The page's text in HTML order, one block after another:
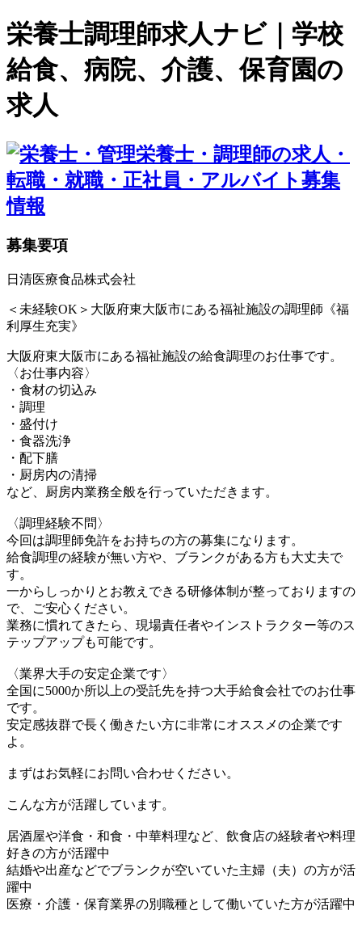
栄養士調理師求人ナビ｜学校
給食、病院、介護、保育園の
求人
募集要項
日清医療食品株式会社
＜未経験OK＞大阪府東大阪市にある福祉施設の調理師《福
利厚生充実》
大阪府東大阪市にある福祉施設の給食調理のお仕事です。
〈お仕事内容〉
・食材の切込み
・調理
・盛付け
・食器洗浄
・配下膳
・厨房内の清掃
など、厨房内業務全般を行っていただきます。
〈調理経験不問〉
今回は調理師免許をお持ちの方の募集になります。
給食調理の経験が無い方や、ブランクがある方も大丈夫で
す。
一からしっかりとお教えできる研修体制が整っておりますの
で、ご安心ください。
業務に慣れてきたら、現場責任者やインストラクター等のス
テップアップも可能です。
〈業界大手の安定企業です〉
全国に5000か所以上の受託先を持つ大手給食会社でのお仕事
です。
安定感抜群で長く働きたい方に非常にオススメの企業です
よ。
まずはお気軽にお問い合わせください。
こんな方が活躍しています。
居酒屋や洋食・和食・中華料理など、飲食店の経験者や料理
好きの方が活躍中
結婚や出産などでブランクが空いていた主婦（夫）の方が活
躍中
医療・介護・保育業界の別職種として働いていた方が活躍中